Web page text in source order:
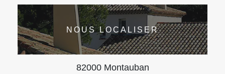
NOUS LOCALISER
82000 Montauban